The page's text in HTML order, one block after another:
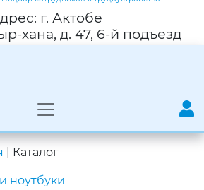
г. Актобе
хана, д. 47, 6-й подъезд
Каталог
ноутбуки